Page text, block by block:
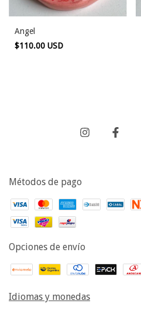
Angel
$110.00 USD
Métodos de pago
Opciones de envío
Idiomas y monedas